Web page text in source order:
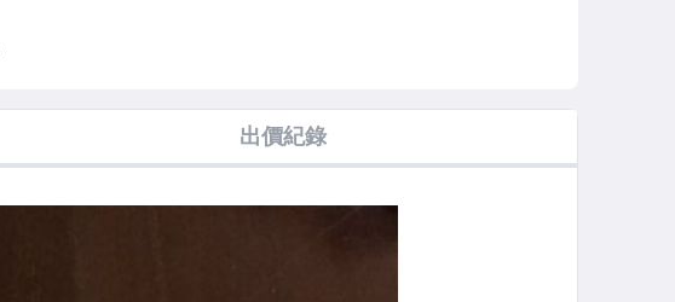
出價紀錄